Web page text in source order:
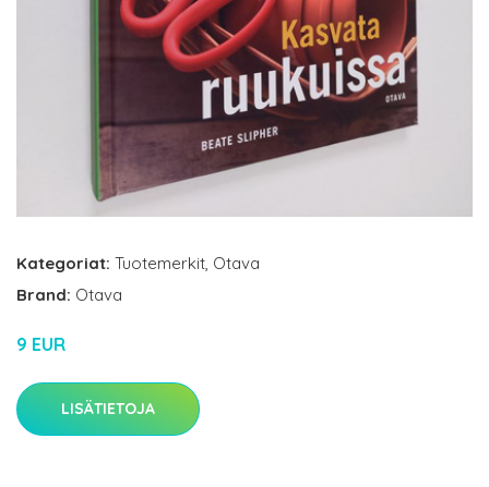
Kategoriat: Tuotemerkit, Otava
Brand: Otava
9 EUR
LISÄTIETOJA